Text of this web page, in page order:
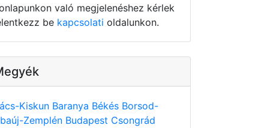
való megjelenéshez kérlek
be kapcsolati oldalunkon.
Kiskun Baranya Békés Borsod-
Zemplén Budapest Csongrád